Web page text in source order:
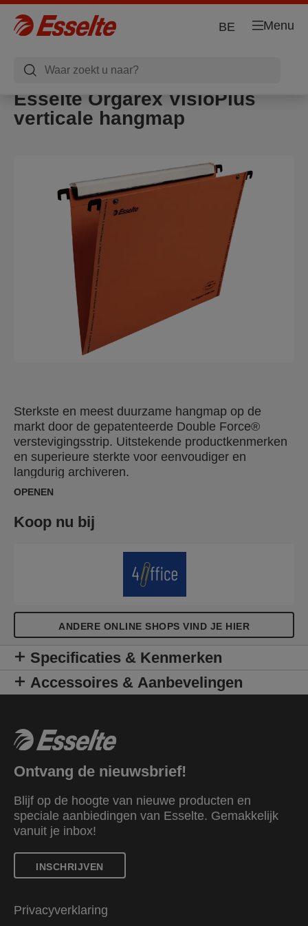
Menu
BE
Esselte Orgarex VisioPlus
verticale hangmap
Sterkste en meest duurzame hangmap op de
markt door de gepatenteerde Double Force®
verstevigingsstrip. Uitstekende productkenmerken
en superieure sterkte voor eenvoudiger en
langdurig archiveren.
OPENEN
Koop nu bij
ANDERE ONLINE SHOPS VIND JE HIER
Specificaties & Kenmerken
Accessoires & Aanbevelingen
Ontvang de nieuwsbrief!
Blijf op de hoogte van nieuwe producten en
speciale aanbiedingen van Esselte. Gemakkelijk
vanuit je inbox!
INSCHRIJVEN
Privacyverklaring